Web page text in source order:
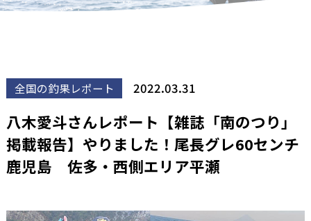
全国の釣果レポート 2022.03.31
八木愛斗さんレポート【雑誌「南のつり」
掲載報告】やりました！尾長グレ60センチ
鹿児島 佐多・西側エリア平瀬